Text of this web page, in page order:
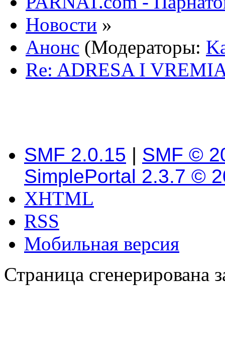
Новости »
Анонс (Модераторы:
Re: ADRESA I
SMF 2.0.15 | SMF ©
SimplePortal 2.3.7 ©
XHTML
RSS
Мобильная версия
Страница сгенерирована